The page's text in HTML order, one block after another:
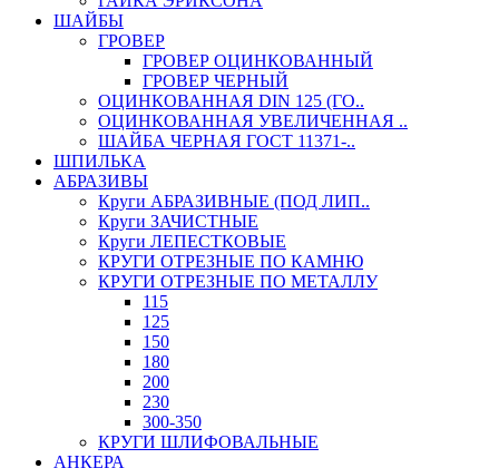
ШАЙБЫ
ГРОВЕР
ГРОВЕР ОЦИНКОВАННЫЙ
ГРОВЕР ЧЕРНЫЙ
ОЦИНКОВАННАЯ DIN 125 (ГО..
ОЦИНКОВАННАЯ УВЕЛИЧЕННАЯ ..
ШАЙБА ЧЕРНАЯ ГОСТ 11371-..
ШПИЛЬКА
АБРАЗИВЫ
Круги АБРАЗИВНЫЕ (ПОД ЛИП..
Круги ЗАЧИСТНЫЕ
Круги ЛЕПЕСТКОВЫЕ
КРУГИ ОТРЕЗНЫЕ ПО КАМНЮ
КРУГИ ОТРЕЗНЫЕ ПО МЕТАЛЛУ
115
125
150
180
200
230
300-350
КРУГИ ШЛИФОВАЛЬНЫЕ
АНКЕРА